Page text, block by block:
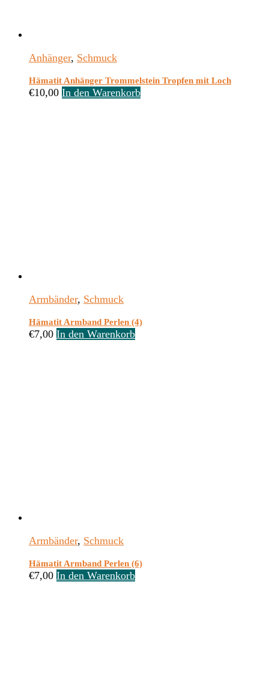
Anhänger, Schmuck
Hämatit Anhänger Trommelstein Tropfen mit Loch
€10,00 In den Warenkorb
Armbänder, Schmuck
Hämatit Armband Perlen (4)
€7,00 In den Warenkorb
Armbänder, Schmuck
Hämatit Armband Perlen (6)
€7,00 In den Warenkorb